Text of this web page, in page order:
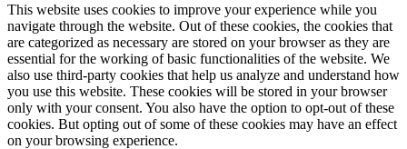
This website uses cookies to improve your experience while you
navigate through the website. Out of these cookies, the cookies that
are categorized as necessary are stored on your browser as they are
essential for the working of basic functionalities of the website. We
also use third-party cookies that help us analyze and understand how
you use this website. These cookies will be stored in your browser
only with your consent. You also have the option to opt-out of these
cookies. But opting out of some of these cookies may have an effect
on your browsing experience.